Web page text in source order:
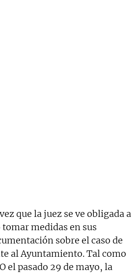
que la juez se ve obligada a
medidas en sus
sobre el caso de
al Ayuntamiento. Tal como
el pasado 29 de mayo, la